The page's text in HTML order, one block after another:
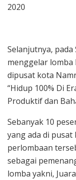
2020
Selanjutnya,
menggelar
dipusat kota
“Hidup 100% Di
Produktif dan
Sebanyak 10
yang ada di
perlombaan
sebagai
lomba yakni,